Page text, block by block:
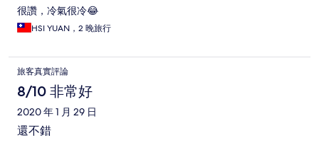
很讚，冷氣很冷😂
HSI YUAN，2 晚旅行
旅客真實評論
8/10 非常好
2020 年 1 月 29 日
還不錯